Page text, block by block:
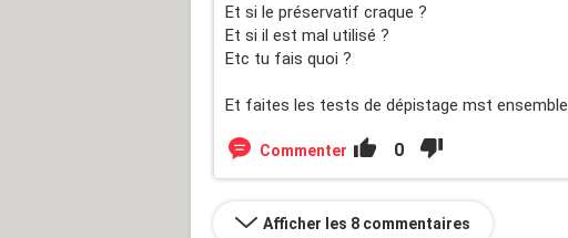
Et si le préservatif craque ?
Et si il est mal utilisé ?
Etc tu fais quoi ?
Et faites les tests de dépistage mst ensemble.
Commenter 0
Afficher les 8 commentaires